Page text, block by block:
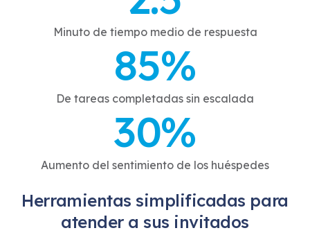
Minuto de tiempo medio de respuesta
85%
De tareas completadas sin escalada
30%
Aumento del sentimiento de los huéspedes
Herramientas simplificadas para
atender a sus invitados